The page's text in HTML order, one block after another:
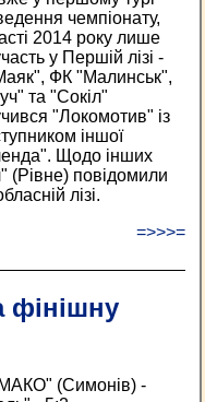
чемпіонату,
2014 року лише
у Першій лізі -
ФК "Малинськ",
та "Сокіл"
"Локомотив" із
іншої
Щодо інших
(Рівне) повідомили
лізі.
=>>>=
(Симонів) -